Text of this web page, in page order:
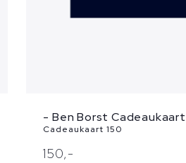
- Ben Borst Cadeaukaart
Cadeaukaart 150
150,-